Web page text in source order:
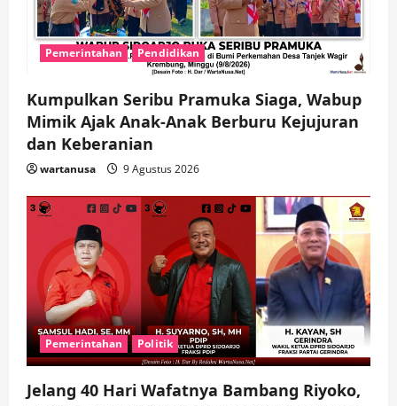
o
n
Pemerintahan Pendidikan
Kumpulkan Seribu Pramuka Siaga, Wabup
Mimik Ajak Anak-Anak Berburu Kejujuran
dan Keberanian
wartanusa 9 Agustus 2026
Pemerintahan Politik
Jelang 40 Hari Wafatnya Bambang Riyoko,